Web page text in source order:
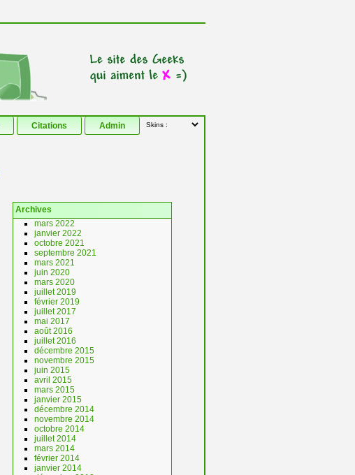
Citations Admin
Archives
mars 2022
janvier 2022
octobre 2021
septembre 2021
mars 2021
juin 2020
mars 2020
juillet 2019
février 2019
juillet 2017
mai 2017
août 2016
juillet 2016
décembre 2015
novembre 2015
juin 2015
avril 2015
mars 2015
janvier 2015
décembre 2014
novembre 2014
octobre 2014
juillet 2014
mars 2014
février 2014
janvier 2014